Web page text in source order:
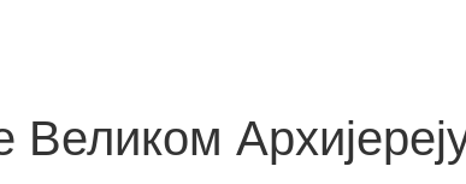
Великом